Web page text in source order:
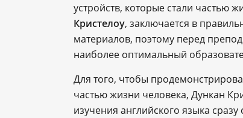
устройств, которые стали частью
Кристелоу, заключается в
материалов, поэтому перед
наиболее оптимальный
Для того, чтобы
частью жизни человека, Дункан
изучения английского языка